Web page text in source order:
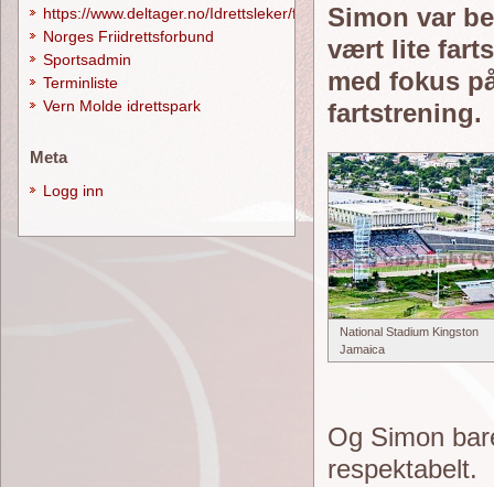
Simon var
vært lite
med fokus
fartstrening.
National Stadium Kingston
Jamaica
Og Simon
respektabelt.
https://www.deltager.no/Idrettsleker/forside
Norges Friidrettsforbund
Sportsadmin
Terminliste
Vern Molde idrettspark
Meta
Logg inn